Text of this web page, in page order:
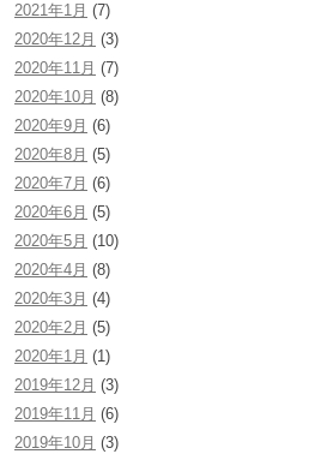
2021年1月 (7)
2020年12月 (3)
2020年11月 (7)
2020年10月 (8)
2020年9月 (6)
2020年8月 (5)
2020年7月 (6)
2020年6月 (5)
2020年5月 (10)
2020年4月 (8)
2020年3月 (4)
2020年2月 (5)
2020年1月 (1)
2019年12月 (3)
2019年11月 (6)
2019年10月 (3)